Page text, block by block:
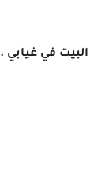
في غيابي .